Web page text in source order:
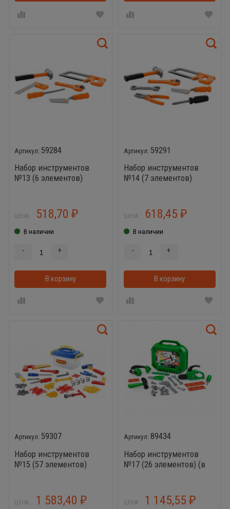
59284
Набор инструментов
№13 (6 элементов)
ЦЕНА: 518,70 ₽
В наличии
- +
В корзину В корзинке
59291
Набор инструментов
№14 (7 элементов)
ЦЕНА: 618,45₽
В наличии
- +
В корзину
59307
Набор инструментов
№15 (57 элементов)
ЦЕНА: 1 583,40 ₽
89434
Набор инструментов
№17 (26 элементов) (в
ЦЕНА: 1 145,55₽